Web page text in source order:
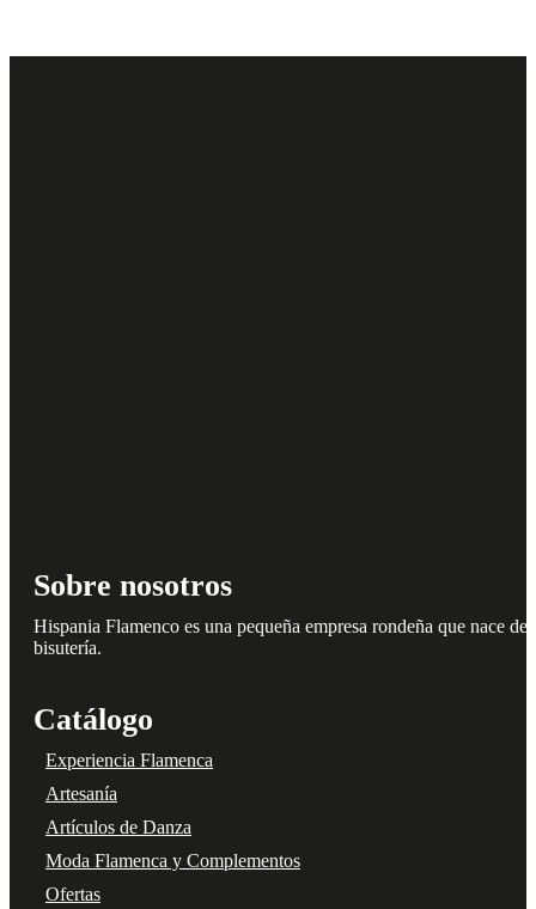
Sobre nosotros
Hispania Flamenco es una pequeña empresa rondeña que nace
bisutería.
Catálogo
Experiencia Flamenca
Artesanía
Artículos de Danza
Moda Flamenca y Complementos
Ofertas